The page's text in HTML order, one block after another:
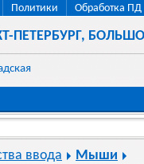
Политики Обработка ПД
ПЕТЕРБУРГ,
ввода Мыши